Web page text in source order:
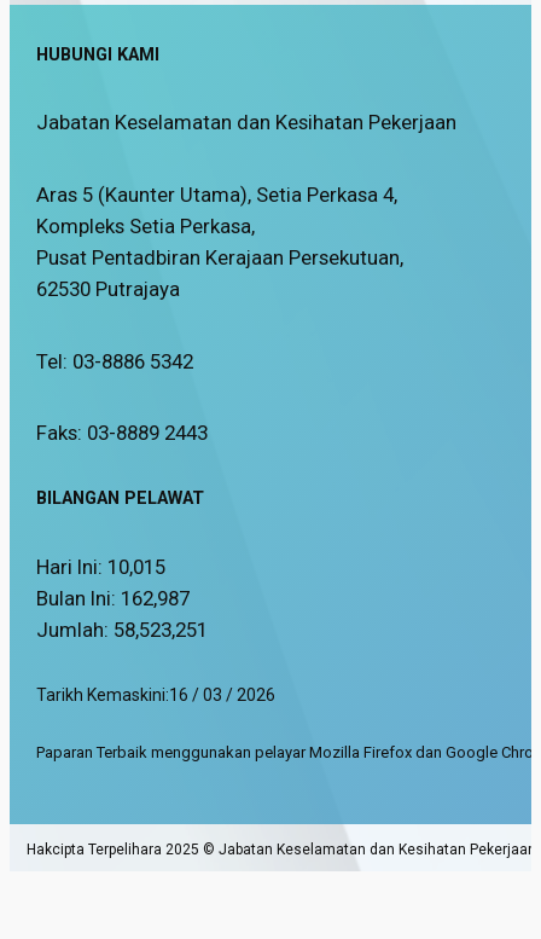
HUBUNGI KAMI
Jabatan Keselamatan dan Kesihatan Pekerjaan
Aras 5 (Kaunter Utama), Setia Perkasa 4,
Kompleks Setia Perkasa,
Pusat Pentadbiran Kerajaan Persekutuan,
62530 Putrajaya
Tel: 03-8886 5342
Faks: 03-8889 2443
BILANGAN PELAWAT
Hari Ini: 10,015
Bulan Ini: 162,987
Jumlah: 58,523,251
Tarikh Kemaskini:16 / 03 / 2026
Paparan Terbaik menggunakan pelayar Mozilla Firefox dan Google
Hakcipta Terpelihara 2025 © Jabatan Keselamatan dan Kesihatan Pekerjaan.